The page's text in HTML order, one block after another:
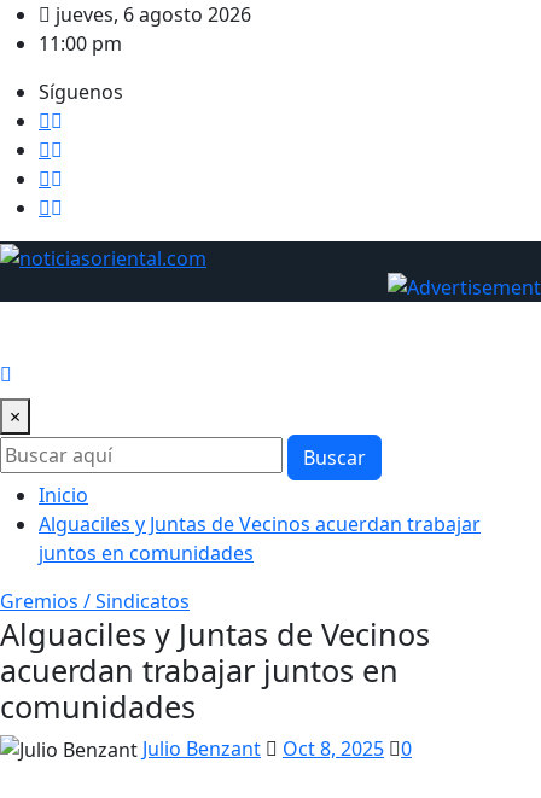
Saltar jueves, 6 agosto 2026
11:00 pm
Síguenos
×
Buscar
Inicio
Alguaciles y Juntas de Vecinos acuerdan trabajar
juntos en comunidades
Gremios / Sindicatos
Alguaciles y Juntas de Vecinos
acuerdan trabajar juntos en
comunidades
Julio Benzant Oct 8, 2025 0